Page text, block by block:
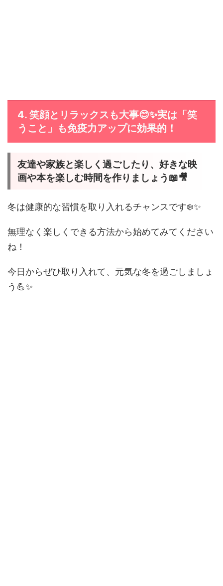
4. 笑顔とリラックスも大事😊✨実は「笑
うこと」も免疫力アップに効果的！
友達や家族と楽しく過ごしたり、好きな映
画や本を楽しむ時間を作りましょう📖🎥
冬は健康的な習慣を取り入れるチャンスです❄️✨
無理なく楽しくできる方法から始めてみてください
ね！
今日からぜひ取り入れて、元気な冬を過ごしましょ
う💪✨